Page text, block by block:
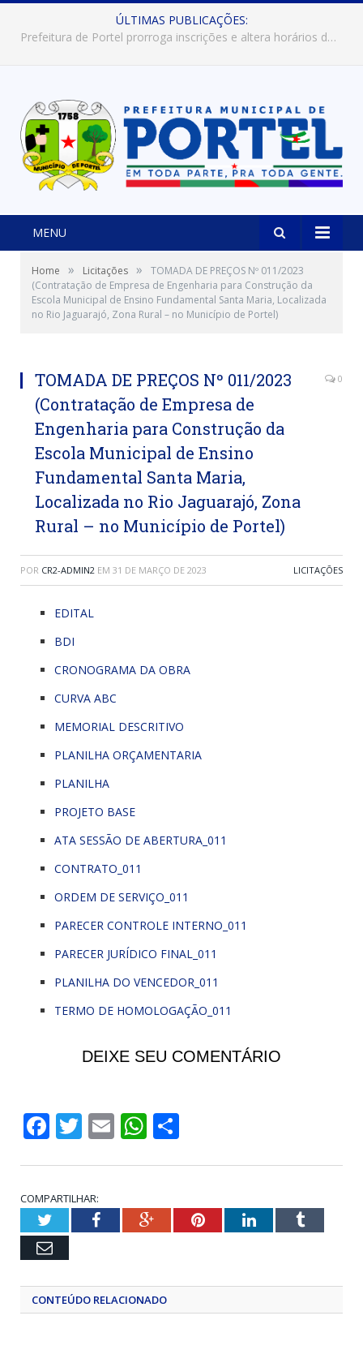
ÚLTIMAS PUBLICAÇÕES:
Prefeitura de Portel abre inscrições para concursos que elegerão os destaques do Verão 2026
MENU
Home » Licitações »
TOMADA DE PREÇOS Nº 011/2023
(Contratação de Empresa de Engenharia para Construção da
Escola Municipal de Ensino Fundamental Santa Maria, Localizada
no Rio Jaguarajó, Zona Rural – no Município de Portel)
TOMADA DE PREÇOS Nº 011/2023
(Contratação de Empresa de
Engenharia para Construção da
Escola Municipal de Ensino
Fundamental Santa Maria,
Localizada no Rio Jaguarajó, Zona
Rural – no Município de Portel)
0
POR CR2-ADMIN2 EM 31 DE MARÇO DE 2023 LICITAÇÕES
EDITAL
BDI
CRONOGRAMA DA OBRA
CURVA ABC
MEMORIAL DESCRITIVO
PLANILHA ORÇAMENTARIA
PLANILHA
PROJETO BASE
ATA SESSÃO DE ABERTURA_011
CONTRATO_011
ORDEM DE SERVIÇO_011
PARECER CONTROLE INTERNO_011
PARECER JURÍDICO FINAL_011
PLANILHA DO VENCEDOR_011
TERMO DE HOMOLOGAÇÃO_011
DEIXE SEU COMENTÁRIO
Facebook
Twitter
EmailWhatsApp
COMPARTILHAR:
TwitterFacebookGoogle+PinterestLinkedInTumblr
Email
CONTEÚDO RELACIONADO